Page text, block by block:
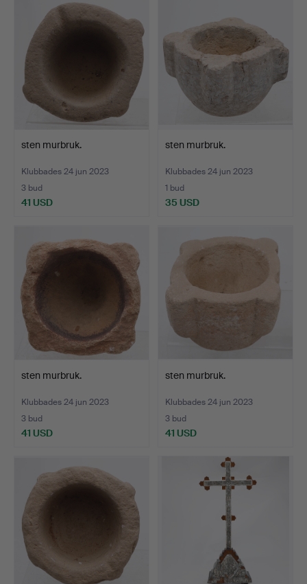
sten murbruk.
Klubbades 24 jun 2023
3 bud
41 USD
sten murbruk.
Klubbades 24 jun 2023
1 bud
35 USD
sten murbruk.
Klubbades 24 jun 2023
3 bud
41 USD
sten murbruk.
Klubbades 24 jun 2023
3 bud
41 USD